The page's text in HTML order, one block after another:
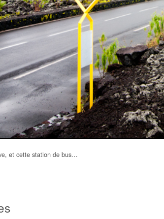
et cette station de bus…